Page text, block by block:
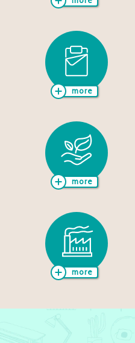
more
more
more